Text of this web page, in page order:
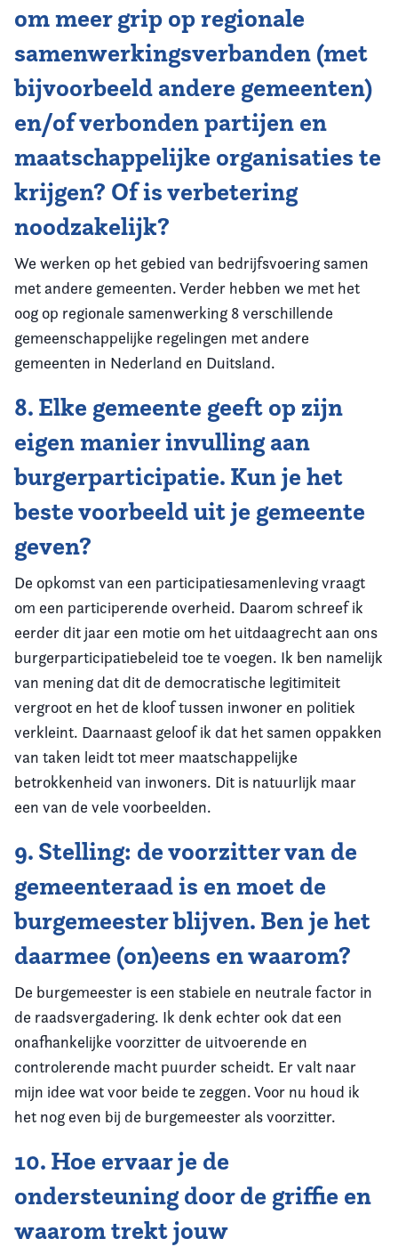
om meer grip op regionale
samenwerkingsverbanden (met
bijvoorbeeld andere gemeenten)
en/of verbonden partijen en
maatschappelijke organisaties te
krijgen? Of is verbetering
noodzakelijk?
We werken op het gebied van bedrijfsvoering samen
met andere gemeenten. Verder hebben we met het
oog op regionale samenwerking 8 verschillende
gemeenschappelijke regelingen met andere
gemeenten in Nederland en Duitsland.
8. Elke gemeente geeft op zijn
eigen manier invulling aan
burgerparticipatie. Kun je het
beste voorbeeld uit je gemeente
geven?
De opkomst van een participatiesamenleving vraagt
om een participerende overheid. Daarom schreef ik
eerder dit jaar een motie om het uitdaagrecht aan ons
burgerparticipatiebeleid toe te voegen. Ik ben namelijk
van mening dat dit de democratische legitimiteit
vergroot en het de kloof tussen inwoner en politiek
verkleint. Daarnaast geloof ik dat het samen oppakken
van taken leidt tot meer maatschappelijke
betrokkenheid van inwoners. Dit is natuurlijk maar
een van de vele voorbeelden.
9. Stelling: de voorzitter van de
gemeenteraad is en moet de
burgemeester blijven. Ben je het
daarmee (on)eens en waarom?
De burgemeester is een stabiele en neutrale factor in
de raadsvergadering. Ik denk echter ook dat een
onafhankelijke voorzitter de uitvoerende en
controlerende macht puurder scheidt. Er valt naar
mijn idee wat voor beide te zeggen. Voor nu houd ik
het nog even bij de burgemeester als voorzitter.
10. Hoe ervaar je de
ondersteuning door de griffie en
waarom trekt jouw